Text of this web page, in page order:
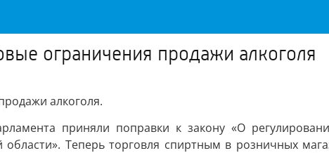
ограничения продажи алкоголя
алкоголя.
приняли поправки к закону «О
Теперь торговля спиртным в розничных